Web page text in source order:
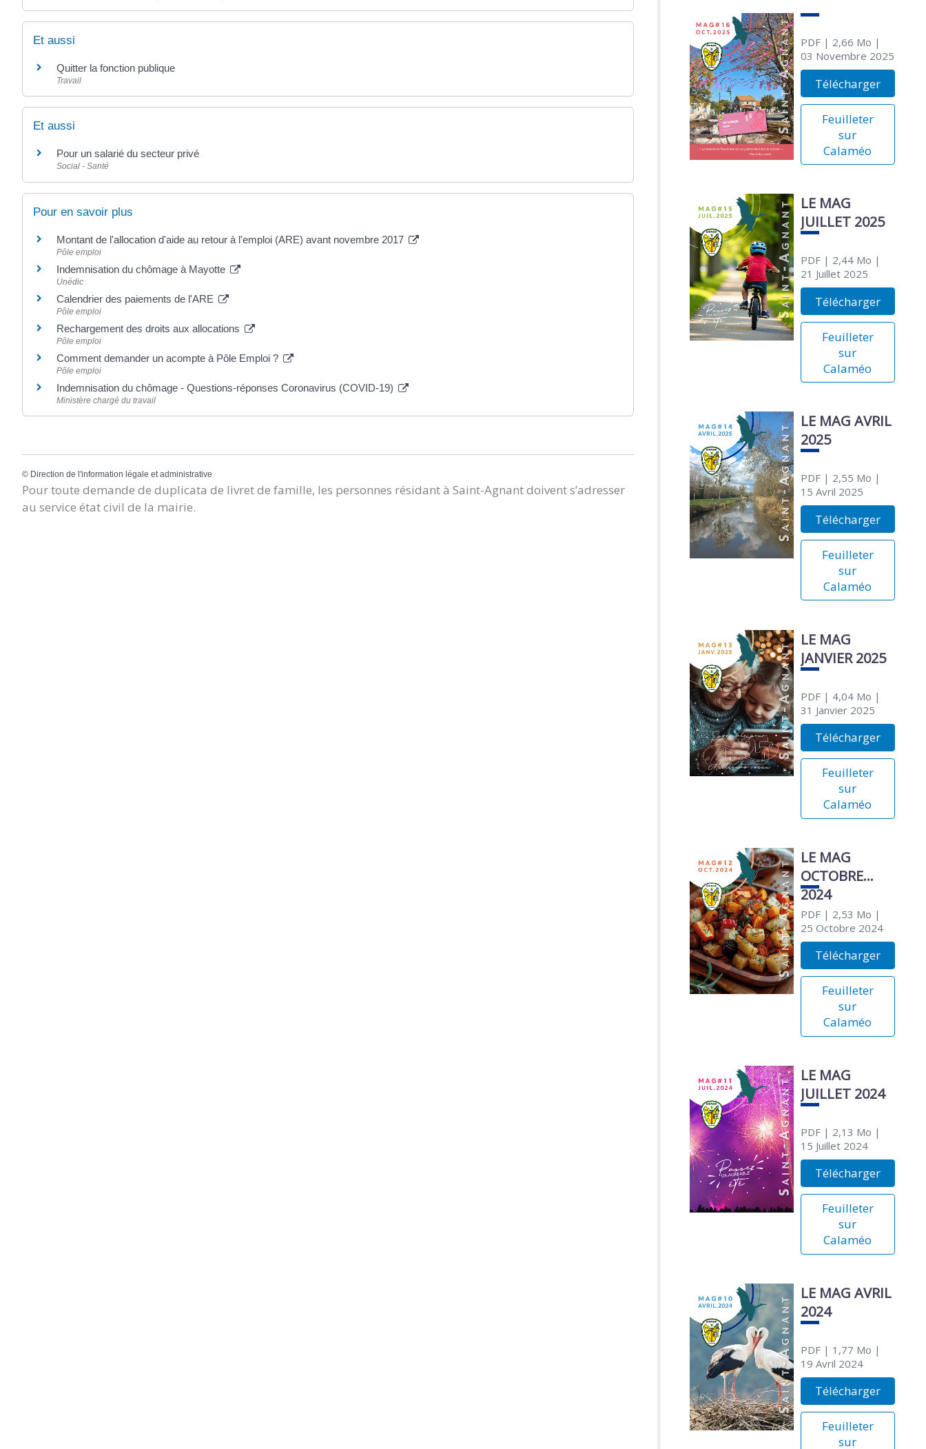
Et aussi
Quitter la fonction publique
Travail
Et aussi
Pour un salarié du secteur privé
Social - Santé
Pour en savoir plus
Montant de l'allocation d'aide au retour à l'emploi (ARE) avant novembre 2017
Pôle emploi
Indemnisation du chômage à Mayotte
Unédic
Calendrier des paiements de l'ARE
Pôle emploi
Rechargement des droits aux allocations
Pôle emploi
Comment demander un acompte à Pôle Emploi ?
Pôle emploi
Indemnisation du chômage - Questions-réponses Coronavirus (COVID-19)
Ministère chargé du travail
© Direction de l'information légale et administrative
Pour toute demande de duplicata de livret de famille, les personnes résidant à Saint-Agnant doivent s’adresser
au service état civil de la mairie.
PDF| 2,66 Mo |
03 Novembre 2025
Télécharger
Feuilleter
sur
Calaméo
LE MAG
JUILLET 2025
PDF| 2,44 Mo |
21 Juillet 2025
Télécharger
Feuilleter
sur
Calaméo
LE MAG AVRIL
2025
PDF| 2,55 Mo |
15 Avril 2025
Télécharger
Feuilleter
sur
Calaméo
LE MAG
JANVIER 2025
PDF| 4,04 Mo |
31 Janvier 2025
Télécharger
Feuilleter
sur
Calaméo
LE MAG
OCTOBRE
2024
PDF| 2,53 Mo |
25 Octobre 2024
Télécharger
Feuilleter
sur
Calaméo
LE MAG
JUILLET 2024
PDF| 2,13 Mo |
15 Juillet 2024
Télécharger
Feuilleter
sur
Calaméo
LE MAG AVRIL
2024
PDF| 1,77 Mo |
19 Avril 2024
Télécharger
Feuilleter
sur